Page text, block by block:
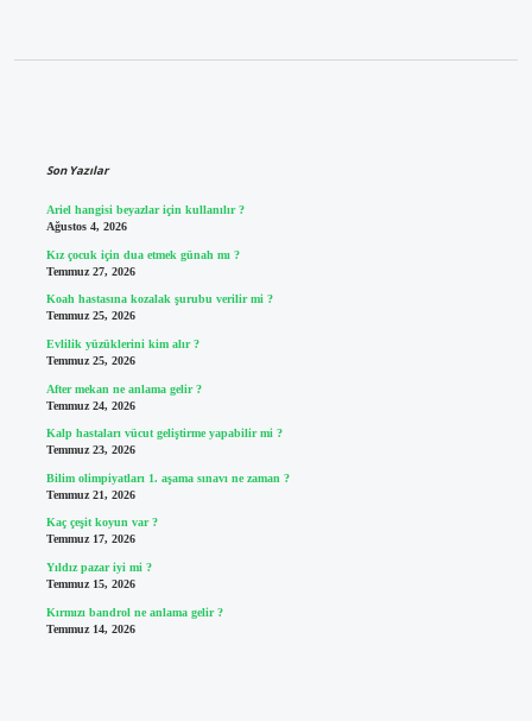
Son Yazılar
Ariel hangisi beyazlar için kullanılır ?
Ağustos 4, 2026
Kız çocuk için dua etmek günah mı ?
Temmuz 27, 2026
Koah hastasına kozalak şurubu verilir mi ?
Temmuz 25, 2026
Evlilik yüzüklerini kim alır ?
Temmuz 25, 2026
After mekan ne anlama gelir ?
Temmuz 24, 2026
Kalp hastaları vücut geliştirme yapabilir mi ?
Temmuz 23, 2026
Bilim olimpiyatları 1. aşama sınavı ne zaman ?
Temmuz 21, 2026
Kaç çeşit koyun var ?
Temmuz 17, 2026
Yıldız pazar iyi mi ?
Temmuz 15, 2026
Kırmızı bandrol ne anlama gelir ?
Temmuz 14, 2026